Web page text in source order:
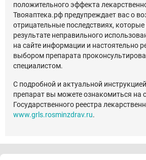
положительного эффекта
Твояаптека.рф предупреждает вас о
отрицательные последствиях,
результате неправильного
на сайте информации и настоятельно
выбором препарата
специалистом.
С подробной и актуальной
препарат вы можете ознакомиться на
Государственного реестра
www.grls.rosminzdrav.ru.